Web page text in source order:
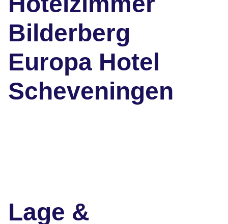
Bilderberg
Europa Hotel
Scheveningen
Lage &